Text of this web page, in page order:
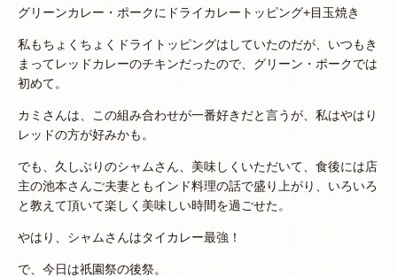
グリーンカレー・ポークにドライカレートッピング+目玉焼き
私もちょくちょくドライトッピングはしていたのだが、いつもき
まってレッドカレーのチキンだったので、グリーン・ポークでは
初めて。
カミさんは、この組み合わせが一番好きだと言うが、私はやはり
レッドの方が好みかも。
でも、久しぶりのシャムさん、美味しくいただいて、食後には店
主の池本さんご夫妻ともインド料理の話で盛り上がり、いろいろ
と教えて頂いて楽しく美味しい時間を過ごせた。
やはり、シャムさんはタイカレー最強！
で、今日は祇園祭の後祭。